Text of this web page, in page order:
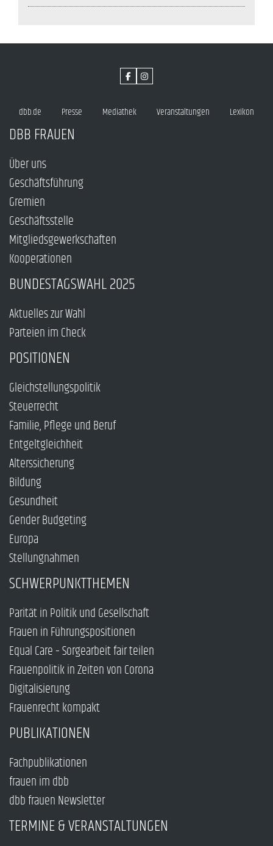
dbb.de Presse Mediathek Veranstaltungen Lexikon
DBB FRAUEN
Über uns
Geschäftsführung
Gremien
Geschäftsstelle
Mitgliedsgewerkschaften
Kooperationen
BUNDESTAGSWAHL 2025
Aktuelles zur Wahl
Parteien im Check
POSITIONEN
Gleichstellungspolitik
Steuerrecht
Familie, Pflege und Beruf
Entgeltgleichheit
Alterssicherung
Bildung
Gesundheit
Gender Budgeting
Europa
Stellungnahmen
SCHWERPUNKTTHEMEN
Parität in Politik und Gesellschaft
Frauen in Führungspositionen
Equal Care – Sorgearbeit fair teilen
Frauenpolitik in Zeiten von Corona
Digitalisierung
Frauenrecht kompakt
PUBLIKATIONEN
Fachpublikationen
frauen im dbb
dbb frauen Newsletter
TERMINE & VERANSTALTUNGEN